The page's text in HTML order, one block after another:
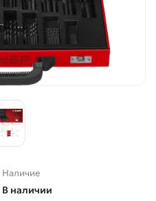
Наличие
В наличии